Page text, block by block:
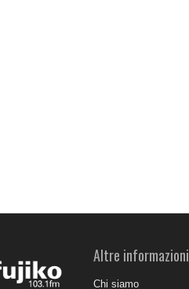
Altre informazioni
Chi siamo